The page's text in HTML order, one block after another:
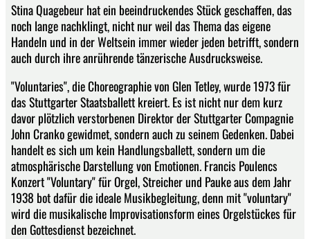
Stina Quagebeur hat ein beeindruckendes Stück geschaffen, das
noch lange nachklingt, nicht nur weil das Thema das eigene
Handeln und in der Weltsein immer wieder jeden betrifft, sondern
auch durch ihre anrührende tänzerische Ausdrucksweise.
"Voluntaries", die Choreographie von Glen Tetley, wurde 1973 für
das Stuttgarter Staatsballett kreiert. Es ist nicht nur dem kurz
davor plötzlich verstorbenen Direktor der Stuttgarter Compagnie
John Cranko gewidmet, sondern auch zu seinem Gedenken. Dabei
handelt es sich um kein Handlungsballett, sondern um die
atmosphärische Darstellung von Emotionen. Francis Poulencs
Konzert "Voluntary" für Orgel, Streicher und Pauke aus dem Jahr
1938 bot dafür die ideale Musikbegleitung, denn mit "voluntary"
wird die musikalische Improvisationsform eines Orgelstückes für
den Gottesdienst bezeichnet.